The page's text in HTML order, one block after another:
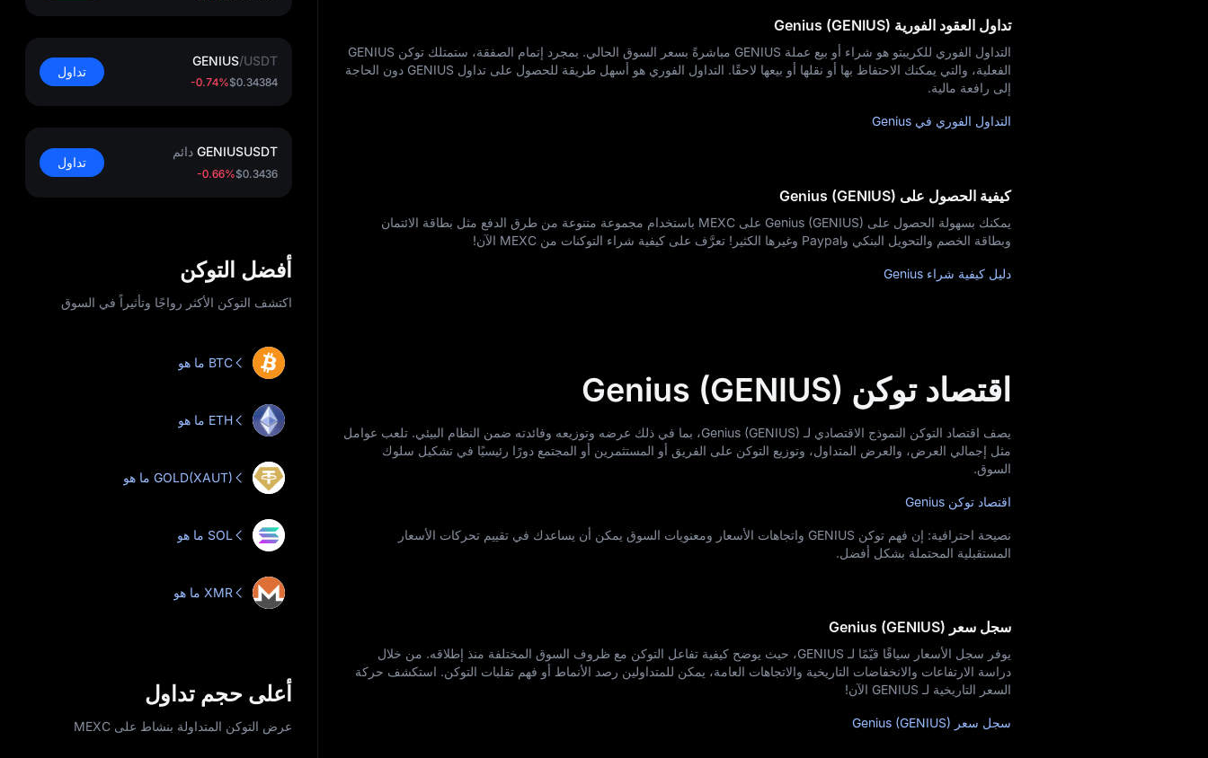
تداول العقود الفورية Genius (GENIUS)
التداول الفوري للكريبتو هو شراء أو بيع عملة GENIUS مباشرةً بسعر السوق الحالي. بمجرد إتمام الصفقة، ستمتلك توكن GENIUS
الفعلية، والتي يمكنك الاحتفاظ بها أو نقلها أو بيعها لاحقًا. التداول الفوري هو أسهل طريقة للحصول على تداول GENIUS دون الحاجة
إلى رافعة مالية.
التداول الفوري في Genius
كيفية الحصول على Genius (GENIUS)
يمكنك بسهولة الحصول على Genius (GENIUS) على MEXC باستخدام مجموعة متنوعة من طرق الدفع مثل بطاقة الائتمان
وبطاقة الخصم والتحويل البنكي وPaypal وغيرها الكثير! تعرَّف على كيفية شراء التوكنات من MEXC الآن!
دليل كيفية شراء Genius
اقتصاد توكن Genius (GENIUS)
يصف اقتصاد التوكن النموذج الاقتصادي لـ Genius (GENIUS)، بما في ذلك عرضه وتوزيعه وفائدته ضمن النظام البيئي. تلعب عوامل
مثل إجمالي العرض، والعرض المتداول، وتوزيع التوكن على الفريق أو المستثمرين أو المجتمع دورًا رئيسيًا في تشكيل سلوك
السوق.
اقتصاد توكن Genius
نصيحة احترافية: إن فهم توكن GENIUS واتجاهات الأسعار ومعنويات السوق يمكن أن يساعدك في تقييم تحركات الأسعار
المستقبلية المحتملة بشكل أفضل.
سجل سعر Genius (GENIUS)
يوفر سجل الأسعار سياقًا قيّمًا لـ GENIUS، حيث يوضح كيفية تفاعل التوكن مع ظروف السوق المختلفة منذ إطلاقه. من خلال
دراسة الارتفاعات والانخفاضات التاريخية والاتجاهات العامة، يمكن للمتداولين رصد الأنماط أو فهم تقلبات التوكن. استكشف حركة
السعر التاريخية لـ GENIUS الآن!
سجل سعر Genius (GENIUS)
/USDT
GENIUS
$0.34384
-0.74%
تداول
GENIUSUSDT دائم
$0.3436
-0.66%
تداول
أفضل التوكن
اكتشف التوكن الأكثر رواجًا وتأثيراً في السوق
ما هو BTC
ما هو ETH
ما هو GOLD(XAUT)
ما هو SOL
ما هو XMR
أعلى حجم تداول
عرض التوكن المتداولة بنشاط على MEXC